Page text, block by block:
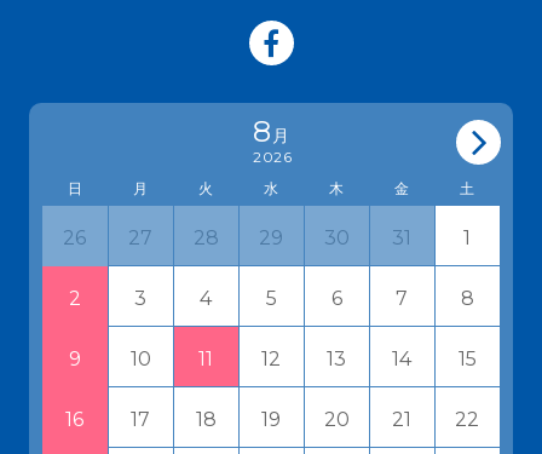
8 月
2026
日
月 火 水 木 金 土
26 27 28 29 30 31 1
2 3 4 5 6 7 8
9 10 11 12 13 14 15
16 17 18 19 20 21 22